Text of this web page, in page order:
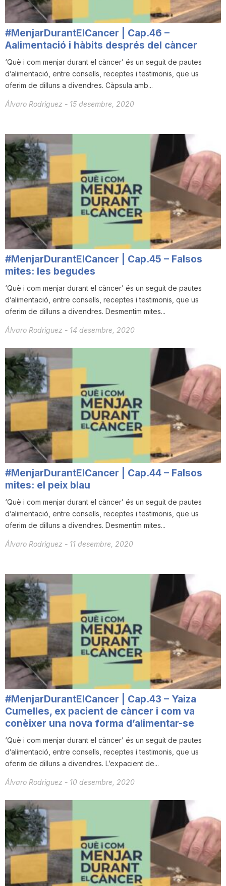
a
r
g
o
n
a
#MenjarDurantElCancer | Cap.46 –
Aalimentació i hàbits després del càncer
‘Què i com menjar durant el càncer’ és un seguit de pautes
d’alimentació, entre consells, receptes i testimonis, que us
oferim de dilluns a divendres. Càpsula amb...
Álvaro Rodriguez - 15 desembre, 2020
#MenjarDurantElCancer | Cap.45 – Falsos
mites: les begudes
‘Què i com menjar durant el càncer’ és un seguit de pautes
d’alimentació, entre consells, receptes i testimonis, que us
oferim de dilluns a divendres. Desmentim mites...
Álvaro Rodriguez - 14 desembre, 2020
#MenjarDurantElCancer | Cap.44 – Falsos
mites: el peix blau
‘Què i com menjar durant el càncer’ és un seguit de pautes
d’alimentació, entre consells, receptes i testimonis, que us
oferim de dilluns a divendres. Desmentim mites...
Álvaro Rodriguez - 11 desembre, 2020
#MenjarDurantElCancer | Cap.43 – Yaiza
Cumelles, ex pacient de càncer i com va
conèixer una nova forma d’alimentar-se
‘Què i com menjar durant el càncer’ és un seguit de pautes
d’alimentació, entre consells, receptes i testimonis, que us
oferim de dilluns a divendres. L’expacient de...
Álvaro Rodriguez - 10 desembre, 2020